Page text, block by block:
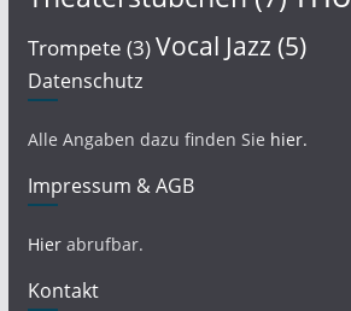
Trompete (3)Vocal Jazz (5)
Datenschutz
Alle Angaben dazu finden Sie hier.
Impressum & AGB
Hierabrufbar.
Kontakt